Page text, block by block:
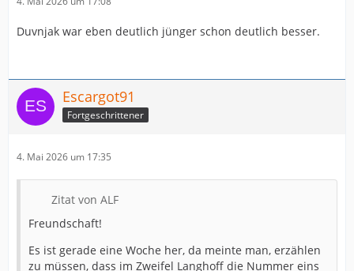
Duvnjak war eben deutlich jünger schon deutlich besser.
Escargot91
Fortgeschrittener
4. Mai 2026 um 17:35
Zitat von ALF
Freundschaft!
Es ist gerade eine Woche her, da meinte man, erzählen
zu müssen, dass im Zweifel Langhoff die Nummer eins